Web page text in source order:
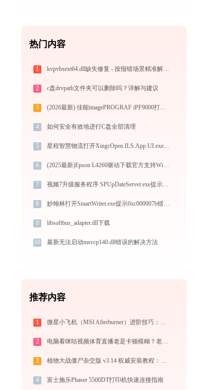
热门内容
1 kvpvbsext64.dll缺失修复 - 按报错场景精准解决kvpins64.exe系统错误
2 c盘drvpath文件夹可以删除吗？详解与建议
3 (2026最新) 佳能imagePROGRAF iPF9000打印机连接问题解决方法 - 金山毒霸
4 如何安全有效地进行C盘全部清理
5 星程智慧物流打开XingcOpen.ILS.App.UI.exe提示0xc0000005错误码怎么办
6 (2025最新)Epson L4260驱动下载官方支持Win10/Win11
7 视频7升级服务程序 SPUpDateServer.exe提示缺少exceptionhandler.dll文件的解决办法
8 妙翰林打开SmartWriter.exe提示0xc000007b错误码怎么办
9 libsoftbus_adapter.dll下载
10 最新无法启动msvcp140.dll错误的解决方法
推荐内容
1 微星小飞机（MSI Afterburner）进阶技巧：老用户必学的6个高效操作
2 电脑看咪咕视频体育直播老是卡顿模糊？老球迷教你 3 招搞定超清原画低延迟
3 植物大战僵尸杂交版 v3.14 权威安装教程：PC端下载+白屏闪退完美解决
4 富士施乐Phaser 5500DT打印机快速连接指南